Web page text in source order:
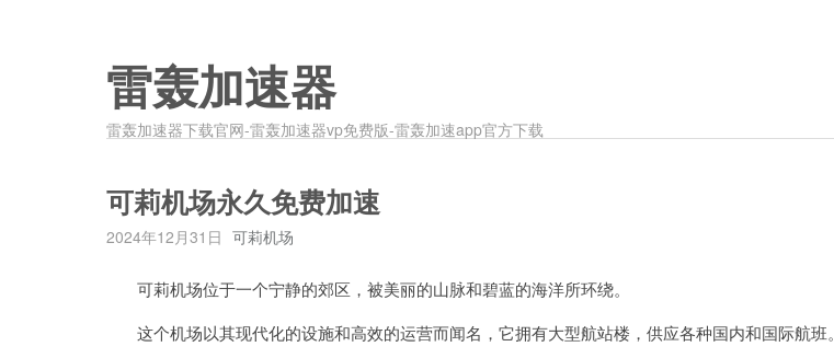
雷轰加速器
雷轰加速器下载官网-雷轰加速器vp免费版-雷轰加速app官方下载
可莉机场永久免费加速
2024年12月31日 可莉机场
可莉机场位于一个宁静的郊区，被美丽的山脉和碧蓝的海洋所环绕。
这个机场以其现代化的设施和高效的运营而闻名，它拥有大型航站楼，供应各种国内和国际航班。